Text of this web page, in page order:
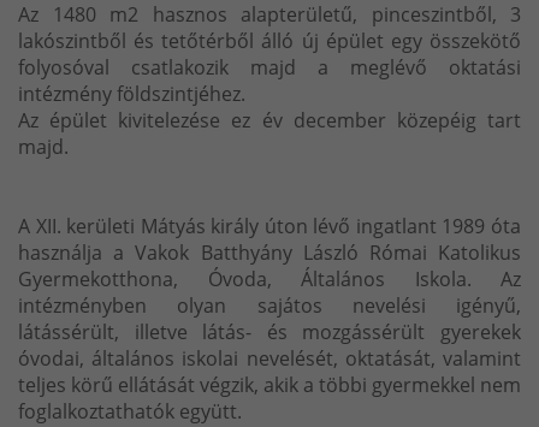
Az 1480 m2 hasznos alapterületű, pinceszintből, 3
lakószintből és tetőtérből álló új épület egy összekötő
folyosóval csatlakozik majd a meglévő oktatási
intézmény földszintjéhez.
Az épület kivitelezése ez év december közepéig tart
majd.
A XII. kerületi Mátyás király úton lévő ingatlant 1989 óta
használja a Vakok Batthyány László Római Katolikus
Gyermekotthona, Óvoda, Általános Iskola. Az
intézményben olyan sajátos nevelési igényű,
látássérült, illetve látás- és mozgássérült gyerekek
óvodai, általános iskolai nevelését, oktatását, valamint
teljes körű ellátását végzik, akik a többi gyermekkel nem
foglalkoztathatók együtt.